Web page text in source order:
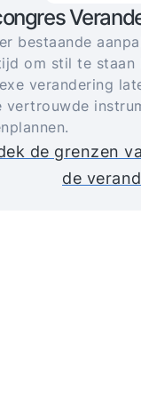
bestaande
om stil te staan
verandering
vertrouwde
de grenzen
de